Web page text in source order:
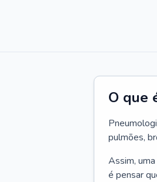
O que
pulmões,
Assim,
é pensar